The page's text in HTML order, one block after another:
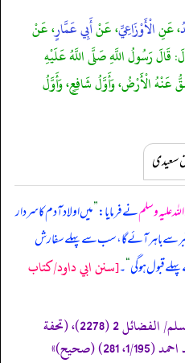
، عَنِالْأَوْزَاعِيِّ، عَنْأَبِي عَمَّارٍ، عَنْ
قَالَ رَسُولُ اللَّهِ صَلَّى اللَّهُ عَلَيْهِ
عَنْهُ الْأَرْضُ، وَأَوَّلُ شَافِعٍ، وَأَوَّلُ
سعیدی
علیہ وسلمنے فرمایا:”میں اولاد آدم کا سردار
سے باہر آئے گا، سب سے پہلے سفارش
قبول ہو گی“۔[سنن ابي داود/كتاب
«‏‏‏‏صحیح مسلم/ الفضائل 2 (2278)، (تحفة